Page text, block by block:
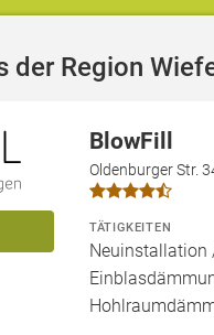
der Region
BlowFill
Oldenburger Str.
TÄTIGKEITEN
Neuinstallation